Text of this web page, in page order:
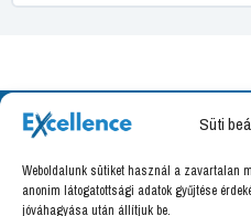
Süti
Weboldalunk sütiket használ a zavartalan
anonim látogatottsági adatok gyűjtése
jóváhagyása után állítjuk be.
Excellence